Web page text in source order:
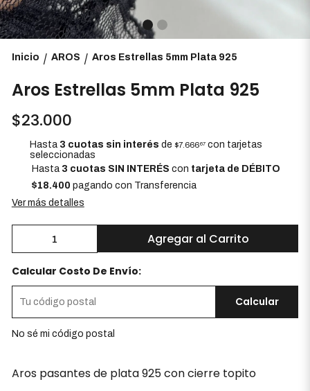
Inicio / AROS / Aros Estrellas 5mm Plata 925
Aros Estrellas 5mm Plata 925
$23.000
Hasta 3 cuotas sin interés de$7.66667 con tarjetas
seleccionadas
Hasta 3 cuotas SIN INTERÉS con tarjeta de DÉBITO
$18.400 pagando con Transferencia
Ver más detalles
Agregar al Carrito
Calcular Costo De Envío:
Calcular
No sé mi código postal
Aros pasantes de plata 925 con cierre topito